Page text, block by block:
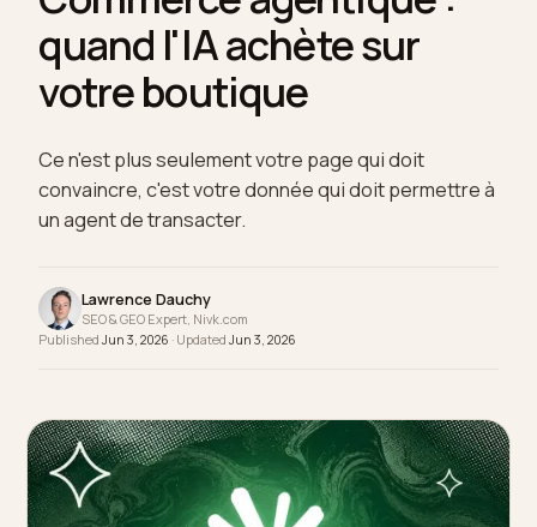
Commerce agentique :
quand l'IA achète sur
votre boutique
Ce n'est plus seulement votre page qui doit